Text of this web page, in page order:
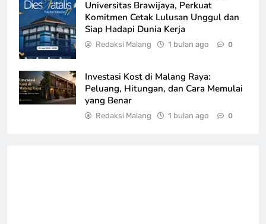
Universitas Brawijaya, Perkuat
Komitmen Cetak Lulusan Unggul dan
Siap Hadapi Dunia Kerja
Redaksi Malang 1 bulan ago 0
Investasi Kost di Malang Raya:
Peluang, Hitungan, dan Cara Memulai
yang Benar
Redaksi Malang 1 bulan ago 0